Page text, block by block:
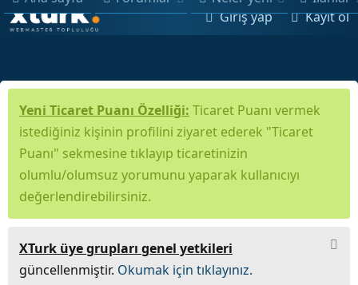
Giriş yap Kayıt ol
Yeni Ticaret Puanı Özelliği: Ticaret Puanı vermek
istediğiniz kişinin profilini ziyaret ederek "Ticaret
Puanı" sekmesine tıklayıp ticaretinizin
olumlu/olumsuz yorumunu yaparak kullanıcıyı
değerlendirebilirsiniz.
XTurk üye grupları genel yetkileri
güncellenmiştir. Okumak için tıklayınız.